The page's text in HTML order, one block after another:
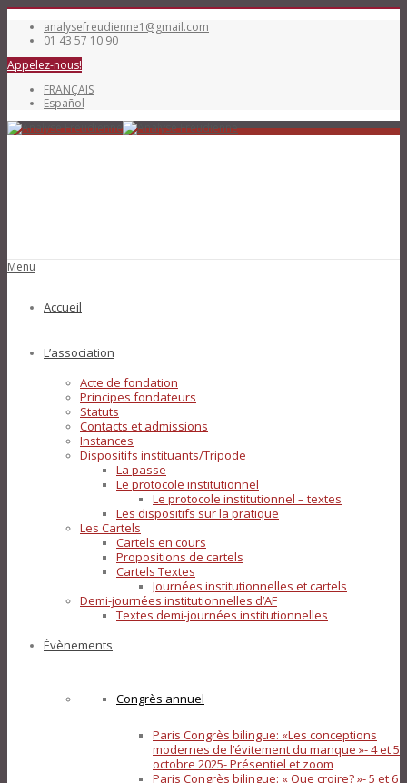
analysefreudienne1@gmail.com
01 43 57 10 90
Appelez-nous!
FRANÇAIS
Español
Menu
Accueil
L’association
Acte de fondation
Principes fondateurs
Statuts
Contacts et admissions
Instances
Dispositifs instituants/Tripode
La passe
Le protocole institutionnel
Le protocole institutionnel – textes
Les dispositifs sur la pratique
Les Cartels
Cartels en cours
Propositions de cartels
Cartels Textes
Journées institutionnelles et cartels
Demi-journées institutionnelles d’AF
Textes demi-journées institutionnelles
Évènements
Congrès annuel
Paris Congrès bilingue: «Les conceptions
modernes de l’évitement du manque »- 4 et 5
octobre 2025- Présentiel et zoom
Paris Congrès bilingue: « Que croire? »- 5 et 6